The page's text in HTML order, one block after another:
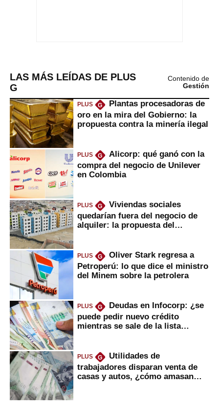
LAS MÁS LEÍDAS DE PLUS
G
Contenido de
Gestión
PLUS G
Plantas procesadoras de
oro en la mira del Gobierno: la
propuesta contra la minería ilegal
PLUS G
Alicorp: qué ganó con la
compra del negocio de Unilever
en Colombia
PLUS G
Viviendas sociales
quedarían fuera del negocio de
alquiler: la propuesta del
PLUS G
Oliver Stark regresa a
Petroperú: lo que dice el ministro
del Minem sobre la petrolera
PLUS G
Deudas en Infocorp: ¿se
puede pedir nuevo crédito
mientras se sale de la lista
PLUS G
Utilidades de
trabajadores disparan venta de
casas y autos, ¿cómo amasan